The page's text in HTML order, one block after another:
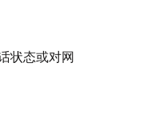
状态或对网